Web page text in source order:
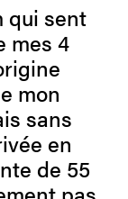
qui sent
mes 4
mon
sans
en
de 55